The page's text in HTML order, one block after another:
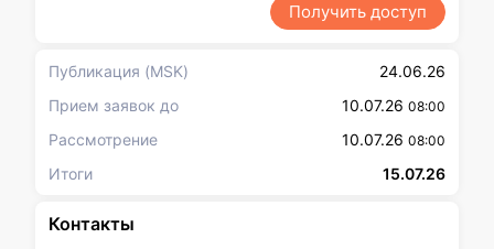
Получить доступ
Публикация (MSK)
24.06.26
Прием заявок до
10.07.26 08:00
Рассмотрение 10.07.26 08:00
Итоги 15.07.26
Контакты